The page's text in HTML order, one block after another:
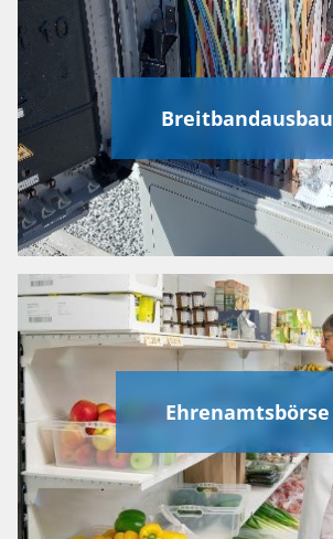
Breitbandausbau
Ehrenamtsbörse